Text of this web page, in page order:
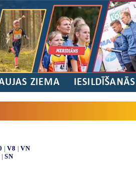
ZIEMA IESILDĪŠANĀS
| V8 | VN
| SN